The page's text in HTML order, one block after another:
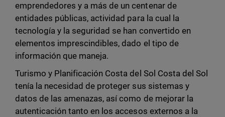
emprendedores y a más de un centenar de
entidades públicas, actividad para la cual la
tecnología y la seguridad se han convertido en
elementos imprescindibles, dado el tipo de
información que maneja.
Turismo y Planificación Costa del Sol Costa del Sol
tenía la necesidad de proteger sus sistemas y
datos de las amenazas, así como de mejorar la
autenticación tanto en los accesos externos a la